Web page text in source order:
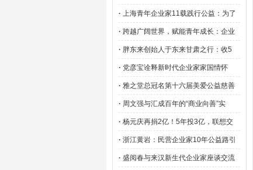
· 上海青年企业家11载践行公益：为了
· 跨越广阔世界，赋能青年成长：企业
· 胖东来创始人于东来甘肃之行：收5
· 党彦宝诠释新时代企业家家国情怀
· 雅之堂总冠名第十六届美爱公益慈善
· 周文强与汇成百年的“商业向善”实
· 杨元庆再捐2亿！5年投3亿，联想交
· 浙江黄岩：民营企业家10年公益路引
· 盛阅春与来汉新生代企业家座谈交流